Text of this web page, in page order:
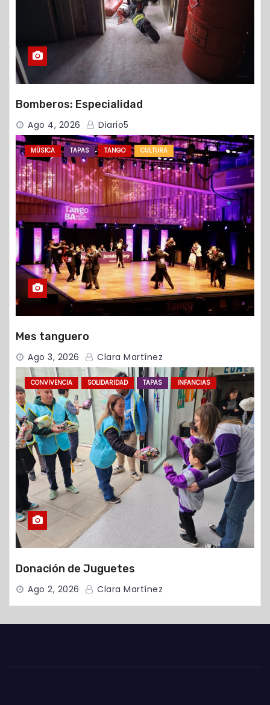
Bomberos: Especialidad
Ago 4, 2026 Diario5
MÚSICA TAPAS TANGO CULTURA
Mes tanguero
Ago 3, 2026 Clara Martínez
CONVIVENCIA SOLIDARIDAD TAPAS INFANCIAS
Donación de Juguetes
Ago 2, 2026 Clara Martínez